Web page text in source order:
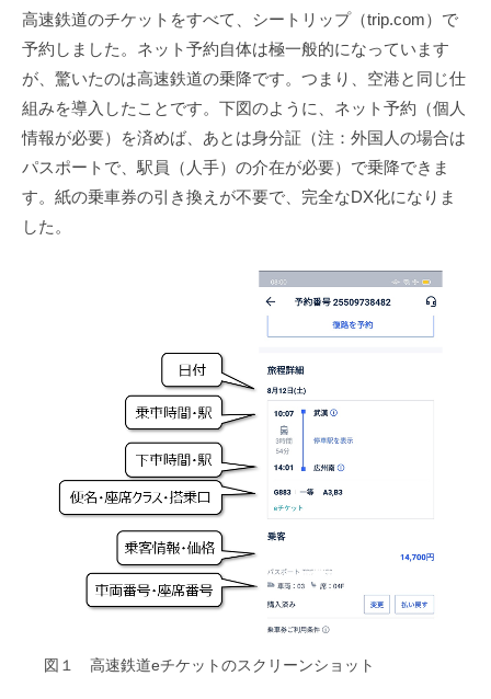
高速鉄道のチケットをすべて、シートリップ（trip.com）で
予約しました。ネット予約自体は極一般的になっています
が、驚いたのは高速鉄道の乗降です。つまり、空港と同じ仕
組みを導入したことです。下図のように、ネット予約（個人
情報が必要）を済めば、あとは身分証（注：外国人の場合は
パスポートで、駅員（人手）の介在が必要）で乗降できま
す。紙の乗車券の引き換えが不要で、完全なDX化になりま
した。
図１ 高速鉄道eチケットのスクリーンショット